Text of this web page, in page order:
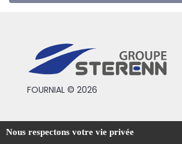
FOURNIAL © 2026
Conditions générales de vente
Nous respectons votre vie privée